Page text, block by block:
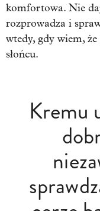
komfortowa. Nie
rozprowadza i
wtedy, gdy wiem, że
słońcu.
Kremu